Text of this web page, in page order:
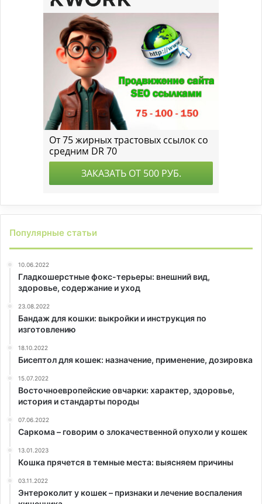
Популярные статьи
10.06.2022
Гладкошерстные фокс-терьеры: внешний вид,
здоровье, содержание и уход
23.08.2022
Бандаж для кошки: выкройки и инструкция по
изготовлению
18.10.2022
Бисептол для кошек: назначение, применение, дозировка
15.07.2022
Восточноевропейские овчарки: характер, здоровье,
история и стандарты породы
07.06.2022
Саркома – говорим о злокачественной опухоли у кошек
13.01.2023
Кошка прячется в темные места: выясняем причины
03.11.2022
Энтероколит у кошек – признаки и лечение воспаления